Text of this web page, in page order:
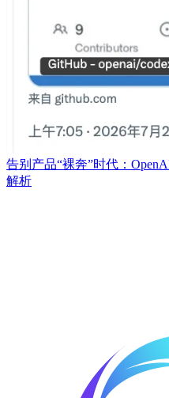
告别产品“裸奔”时代：
解析